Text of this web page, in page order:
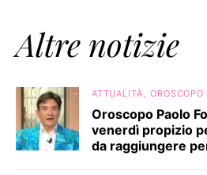
Altre notizie
ATTUALITÀ OROSCOPO
Oroscopo Paolo
venerdì propizio
da raggiungere